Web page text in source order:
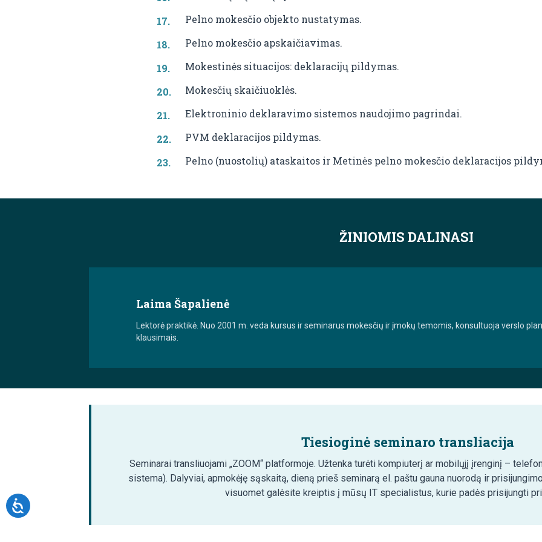
Pelno mokesčio objekto nustatymas.
Pelno mokesčio apskaičiavimas.
Mokestinės situacijos: deklaracijų pildymas.
Mokesčių skaičiuoklės.
Elektroninio deklaravimo sistemos naudojimo pagrindai.
PVM deklaracijos pildymas.
Pelno (nuostolių) ataskaitos ir Metinės pelno mokesčio deklaracijos
ŽINIOMIS DALINASI
Laima Šapalienė
Lektorė praktikė. Nuo 2001 m. veda kursus ir seminarus mokesčių ir įmokų temomis, konsultuoja verslo
klausimais.
Tiesioginė seminaro transliacija
Seminarai transliuojami „ZOOM“ platformoje. Užtenka turėti kompiuterį ar mobilųjį įrenginį –
sistema). Dalyviai, apmokėję sąskaitą, dieną prieš seminarą el. paštu gauna nuorodą ir
visuomet galėsite kreiptis į mūsų IT specialistus, kurie padės prisijungti